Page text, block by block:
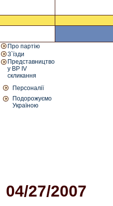
Про партію
З`їзди
Представництво
у ВР IV
скликання
Персоналії
Подорожуємо
Україною
04/27/2007